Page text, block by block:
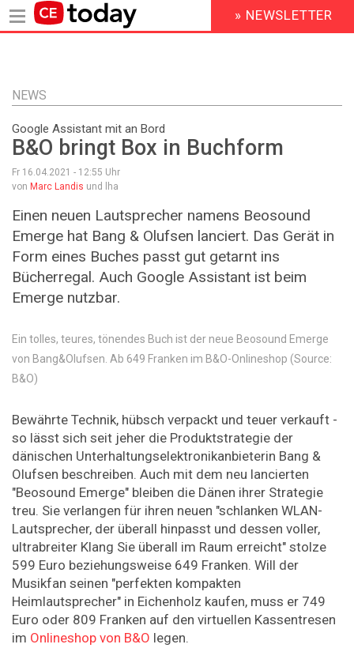
Inhalt
HEADER
MENU
» NEWSLETTER
NEWS
Google Assistant mit an Bord
B&O bringt Box in Buchform
Fr 16.04.2021 - 12:55 Uhr
von Marc Landis und lha
Einen neuen Lautsprecher namens Beosound
Emerge hat Bang & Olufsen lanciert. Das Gerät in
Form eines Buches passt gut getarnt ins
Bücherregal. Auch Google Assistant ist beim
Emerge nutzbar.
Ein tolles, teures, tönendes Buch ist der neue Beosound Emerge
von Bang&Olufsen. Ab 649 Franken im B&O-Onlineshop (Source:
B&O)
Bewährte Technik, hübsch verpackt und teuer verkauft -
so lässt sich seit jeher die Produktstrategie der
dänischen Unterhaltungselektronikanbieterin Bang &
Olufsen beschreiben. Auch mit dem neu lancierten
"Beosound Emerge" bleiben die Dänen ihrer Strategie
treu. Sie verlangen für ihren neuen "schlanken WLAN-
Lautsprecher, der überall hinpasst und dessen voller,
ultrabreiter Klang Sie überall im Raum erreicht" stolze
599 Euro beziehungsweise 649 Franken. Will der
Musikfan seinen "perfekten kompakten
Heimlautsprecher" in Eichenholz kaufen, muss er 749
Euro oder 809 Franken auf den virtuellen Kassentresen
im Onlineshop von B&O legen.